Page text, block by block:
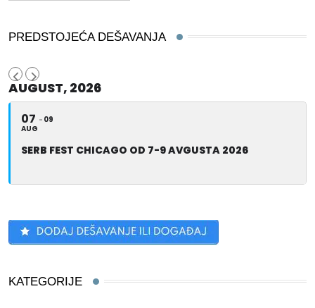
PREDSTOJEĆA DEŠAVANJA
AUGUST, 2026
07
AUG
09
SERB FEST CHICAGO OD 7-9 AVGUSTA 2026
KATEGORIJE